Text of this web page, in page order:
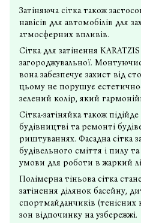
Затіняюча сітка також
навісів для автомобілів для
атмосферних впливів.
Сітка для затінення
загороджувальної.
вона забезпечує захист від
цьому не порушує
зелений колір, який
Сітка-затіняйкатакож
будівництві та ремонті
риштуваннях. Фасадна сітка
будівельного сміття і пилу
умови для роботи в жаркий
Полімерна тіньова сітка
затінення ділянок басейну,
спортмайданчиків (тенісних
зон відпочинку на узбережжі.